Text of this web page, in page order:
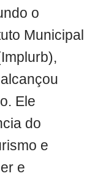
o
Municipal
Ele
do
e
e